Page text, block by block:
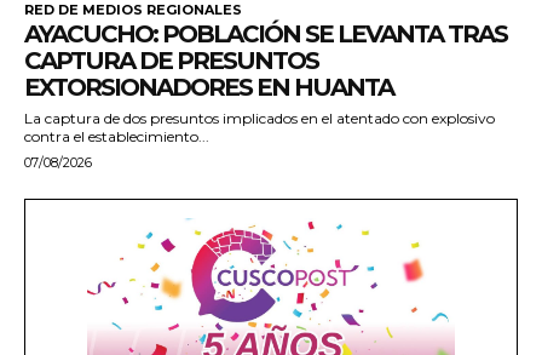
RED DE MEDIOS REGIONALES
AYACUCHO: POBLACIÓN SE LEVANTA TRAS
CAPTURA DE PRESUNTOS
EXTORSIONADORES EN HUANTA
La captura de dos presuntos implicados en el atentado con explosivo
contra el establecimiento...
07/08/2026